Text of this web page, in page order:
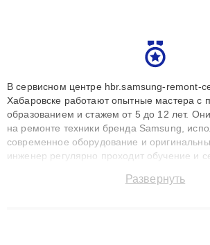
В сервисном центре hbr.samsung-remont-
Хабаровске работают опытные мастера с
образованием и стажем от 5 до 12 лет.
на ремонте техники бренда Samsung,
современное оборудование и
инженер регулярно проходит обучение и
восстанавливать технику с сохранением
Развернуть